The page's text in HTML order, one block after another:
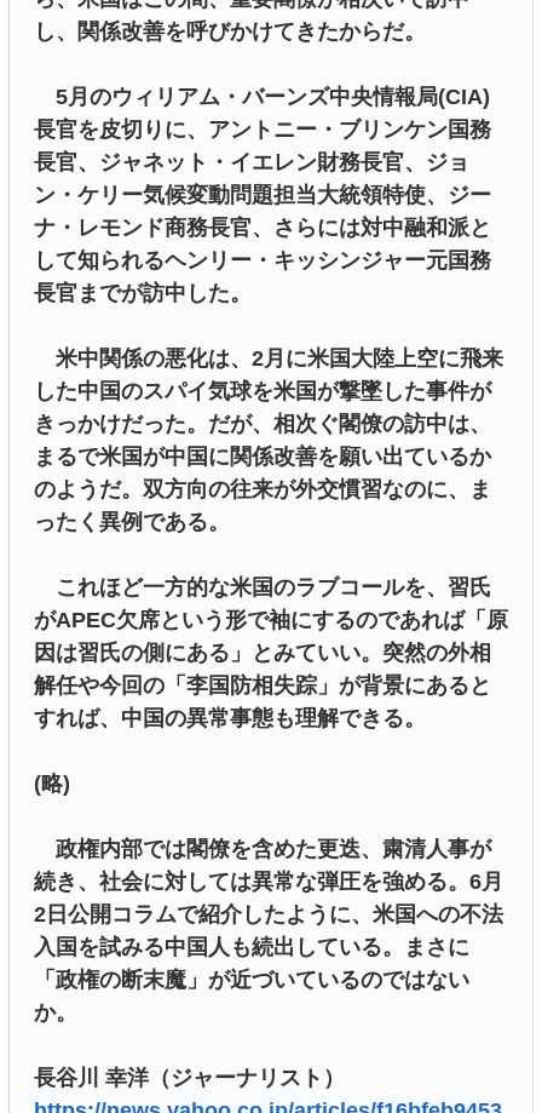
し、関係改善を呼びかけてきたからだ。
5月のウィリアム・バーンズ中央情報局(CIA)
長官を皮切りに、アントニー・ブリンケン国務
長官、ジャネット・イエレン財務長官、ジョ
ン・ケリー気候変動問題担当大統領特使、ジー
ナ・レモンド商務長官、さらには対中融和派と
して知られるヘンリー・キッシンジャー元国務
長官までが訪中した。
米中関係の悪化は、2月に米国大陸上空に飛来
した中国のスパイ気球を米国が撃墜した事件が
きっかけだった。だが、相次ぐ閣僚の訪中は、
まるで米国が中国に関係改善を願い出ているか
のようだ。双方向の往来が外交慣習なのに、ま
ったく異例である。
これほど一方的な米国のラブコールを、習氏
がAPEC欠席という形で袖にするのであれば「原
因は習氏の側にある」とみていい。突然の外相
解任や今回の「李国防相失踪」が背景にあると
すれば、中国の異常事態も理解できる。
(略)
政権内部では閣僚を含めた更迭、粛清人事が
続き、社会に対しては異常な弾圧を強める。6月
2日公開コラムで紹介したように、米国への不法
入国を試みる中国人も続出している。まさに
「政権の断末魔」が近づいているのではない
か。
長谷川 幸洋（ジャーナリスト）